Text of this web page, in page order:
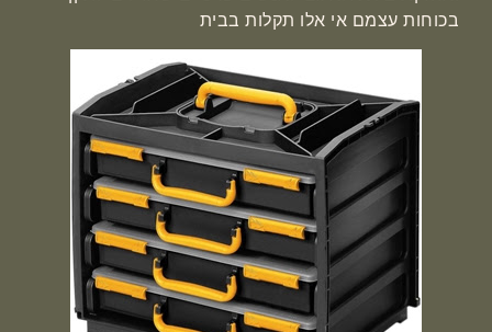
בכוחות עצמם אי אלו תקלות בבית